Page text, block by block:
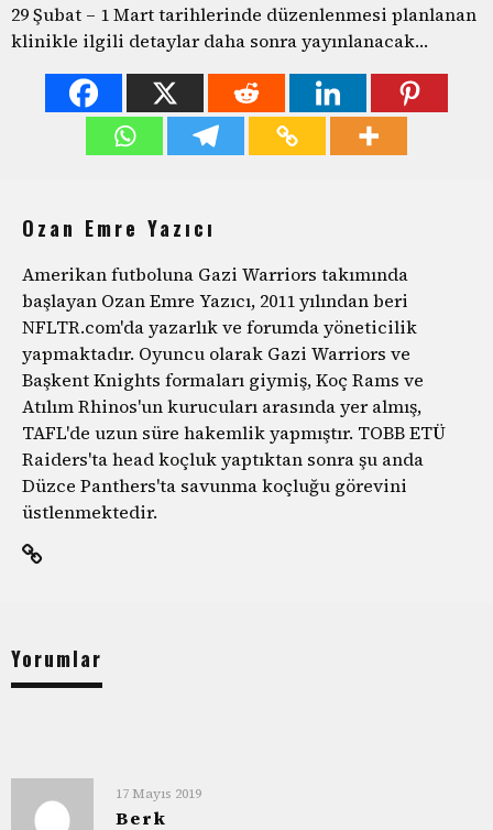
29 Şubat – 1 Mart tarihlerinde düzenlenmesi planlanan
klinikle ilgili detaylar daha sonra yayınlanacak…
Ozan Emre Yazıcı
Amerikan futboluna Gazi Warriors takımında
başlayan Ozan Emre Yazıcı, 2011 yılından beri
NFLTR.com'da yazarlık ve forumda yöneticilik
yapmaktadır. Oyuncu olarak Gazi Warriors ve
Başkent Knights formaları giymiş, Koç Rams ve
Atılım Rhinos'un kurucuları arasında yer almış,
TAFL'de uzun süre hakemlik yapmıştır. TOBB ETÜ
Raiders'ta head koçluk yaptıktan sonra şu anda
Düzce Panthers'ta savunma koçluğu görevini
üstlenmektedir.
Yorumlar
17 Mayıs 2019
Berk